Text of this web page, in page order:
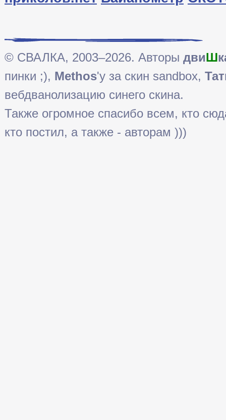
© СВАЛКА, 2003–2026. Авторы двиШ
пинки ;), Methos'у за скин sandbox,
вебдванолизацию синего скина.
Также огромное спасибо всем, кто
кто постил, а также - авторам )))